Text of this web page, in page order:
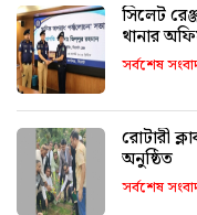
সিলেট
থানার
সর্বশেষ
রোটারী
অনুষ্ঠিত
সর্বশেষ